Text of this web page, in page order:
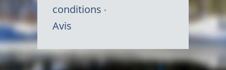
conditions
Avis
Symbole
du